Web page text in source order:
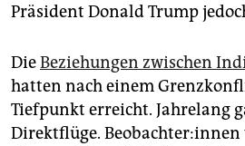
Präsident Donald Trump
DieBeziehungen zwischen
hatten nach einem
Tiefpunkt erreicht. Jahrelang
Direktflüge. Be­ob­ach­te­r:in­nen